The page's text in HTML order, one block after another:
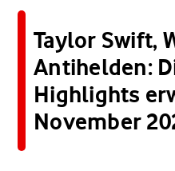
Taylor Swift,
Antihelden:
Highlights
November